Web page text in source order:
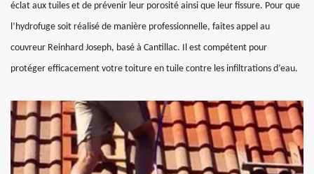
éclat aux tuiles et de prévenir leur porosité ainsi que leur fissure. Pour que
l’hydrofuge soit réalisé de manière professionnelle, faites appel au
couvreur Reinhard Joseph, basé à Cantillac. Il est compétent pour
protéger efficacement votre toiture en tuile contre les infiltrations d’eau.